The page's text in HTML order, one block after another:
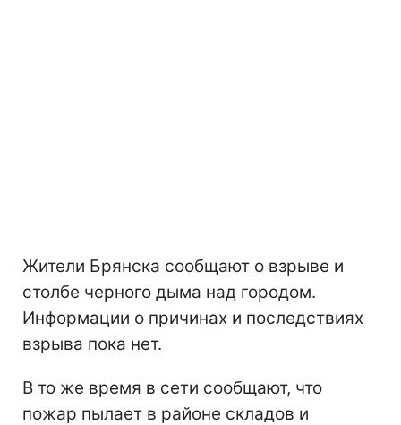
Жители Брянска сообщают о взрыве и
столбе черного дыма над городом.
Информации о причинах и последствиях
взрыва пока нет.
В то же время в сети сообщают, что
пожар пылает в районе складов и